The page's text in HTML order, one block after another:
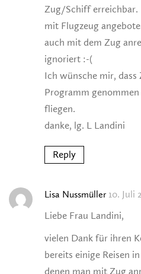
Zug/Schiff erreichbar.
mit Flugzeug
auch mit dem Zug
ignoriert :-(
Ich wünsche mir, dass
Programm
fliegen.
danke, lg. L Landini
Reply
Lisa Nussmüller 10. Juli
Liebe Frau Landini,
vielen Dank für ihren
bereits einige Reisen
denen man mit Zug